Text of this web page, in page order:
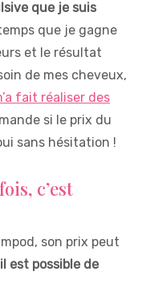
que je suis
que je gagne
et le résultat
de mes cheveux,
fait réaliser des
si le prix du
sans hésitation !
c’est
son prix peut
est possible de